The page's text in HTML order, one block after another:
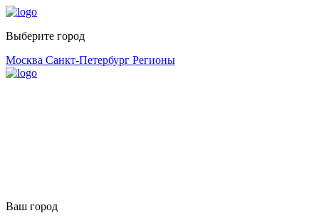
Выберите город
Москва Санкт-Петербург Регионы
Ваш город